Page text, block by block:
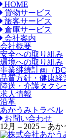
HOME
貨物サービス
旅客サービス
倉庫サービス
会社案内
会社概要
安全への取り組み
環境への取り組み
事業継続計画（
品質方針・健康経
陸送・介護タクシ
求人情報
沿革
あかうみトラベル
お問い合わせ
12月 – 2025 – あ